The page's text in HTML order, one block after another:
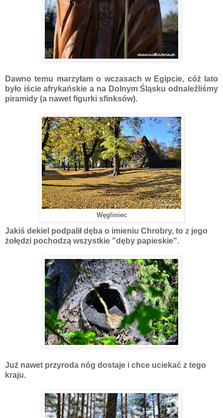
Dawno temu marzyłam o wczasach w Egipcie, cóż lato
było iście afrykańskie a na Dolnym Śląsku odnaleźliśmy
piramidy (a nawet figurki sfinksów).
Węgliniec
Jakiś dekiel podpalił dęba o imieniu Chrobry, to z jego
żołędzi pochodzą wszystkie "dęby papieskie".
Już nawet przyroda nóg dostaje i chce uciekać z tego
kraju.